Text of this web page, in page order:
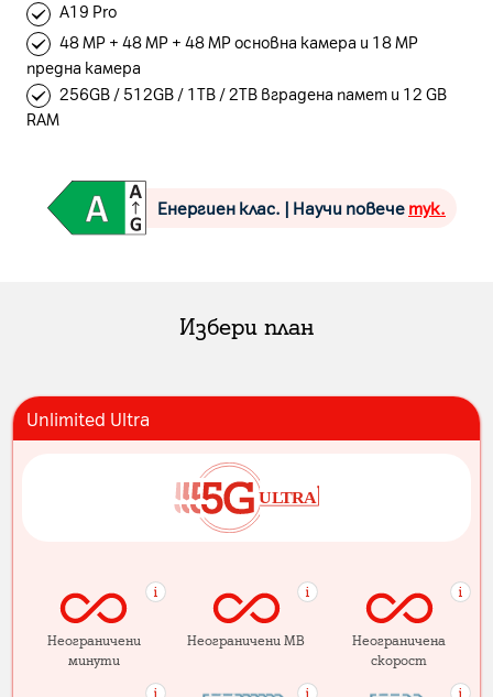
A19 Pro
48 MP + 48 MP + 48 MP основна камера и 18 MP
предна камера
256GB / 512GB / 1TB / 2TB вградена памет и 12 GB
RAM
Енергиен клас. | Научи повече тук.
Избери план
Unlimited Ultra
Неограничени
минути
Неограничени MB
Неограничена
скорост